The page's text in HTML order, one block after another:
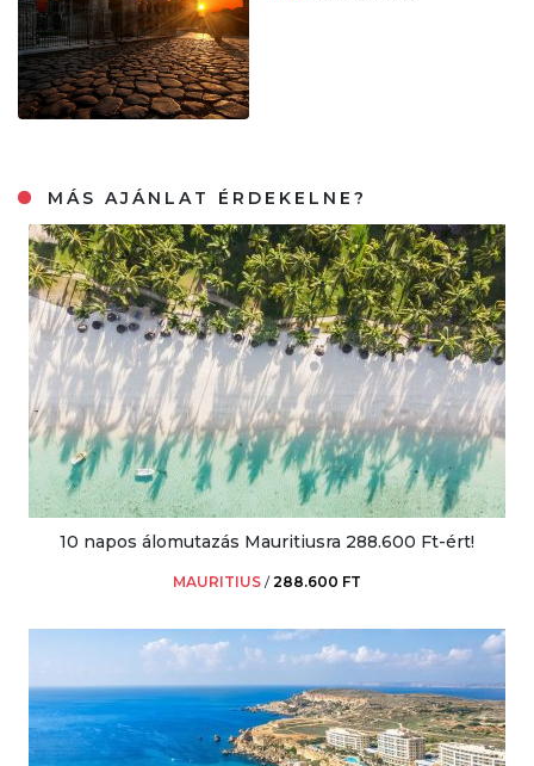
MÁS AJÁNLAT ÉRDEKELNE?
10 napos álomutazás Mauritiusra 288.600 Ft-ért!
MAURITIUS /288.600 FT